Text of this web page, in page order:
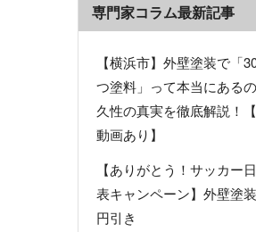
専門家コラム最新記事
【横浜市】外壁塗装で「
つ塗料」って本当にある
久性の真実を徹底解説！
動画あり】
【ありがとう！サッカー
表キャンペーン】外壁塗
円引き